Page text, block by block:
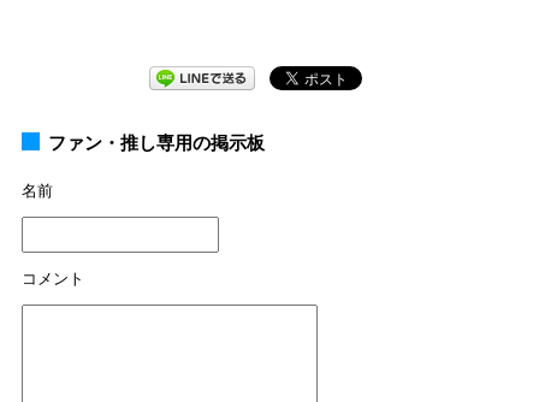
ファン・推し専用の掲示板
名前
コメント